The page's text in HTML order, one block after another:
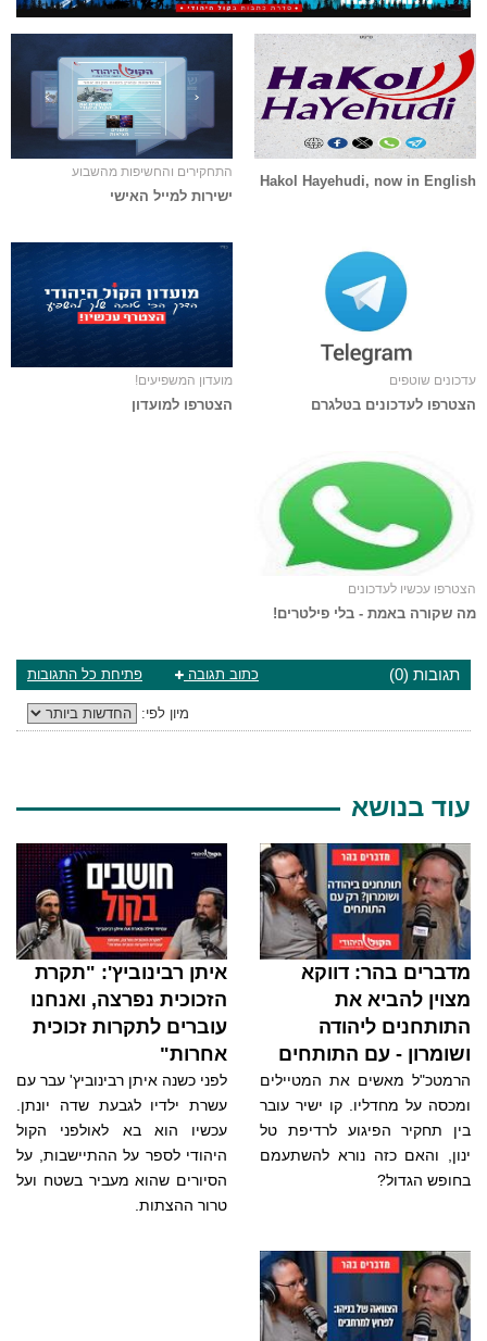
Hakol Hayehudi, now in English
התחקירים והחשיפות מהשבוע
ישירות למייל האישי
עדכונים שוטפים
הצטרפו לעדכונים בטלגרם
מועדון המשפיעים!
הצטרפו למועדון
הצטרפו עכשיו לעדכונים
מה שקורה באמת - בלי פילטרים!
תגובות (0) פתיחת כל התגובות כתוב תגובה
מיון לפי:
עוד בנושא
מדברים בהר: דווקא
מצוין להביא את
התותחנים ליהודה
ושומרון - עם התותחים
הרמטכ"ל מאשים את המטיילים
ומכסה על מחדליו. קו ישיר עובר
בין תחקיר הפיגוע לרדיפת טל
ינון, והאם כזה נורא להשתעמם
בחופש הגדול?
איתן רבינוביץ': "תקרת
הזכוכית נפרצה, ואנחנו
עוברים לתקרות זכוכית
אחרות"
לפני כשנה איתן רבינוביץ' עבר עם
עשרת ילדיו לגבעת שדה יונתן.
עכשיו הוא בא לאולפני הקול
היהודי לספר על ההתיישבות, על
הסיורים שהוא מעביר בשטח ועל
טרור ההצתות.